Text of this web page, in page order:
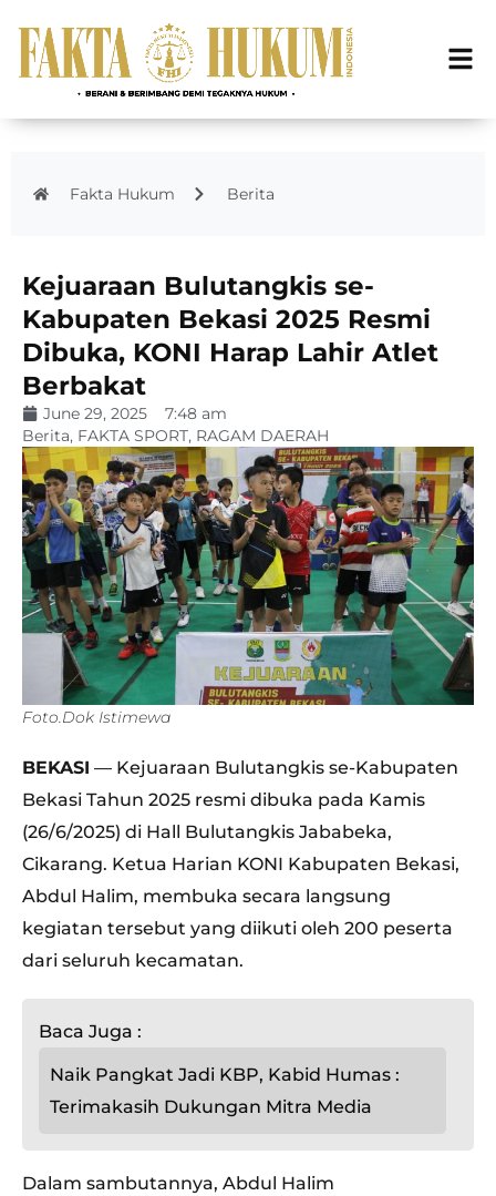
Fakta Hukum Berita
Kejuaraan Bulutangkis se-
Kabupaten Bekasi 2025 Resmi
Dibuka, KONI Harap Lahir Atlet
Berbakat
June 29, 2025
7:48 am
Berita, FAKTA SPORT, RAGAM DAERAH
Foto.Dok Istimewa
BEKASI — Kejuaraan Bulutangkis se-Kabupaten
Bekasi Tahun 2025 resmi dibuka pada Kamis
(26/6/2025) di Hall Bulutangkis Jababeka,
Cikarang. Ketua Harian KONI Kabupaten Bekasi,
Abdul Halim, membuka secara langsung
kegiatan tersebut yang diikuti oleh 200 peserta
dari seluruh kecamatan.
Baca Juga :
Naik Pangkat Jadi KBP, Kabid Humas :
Terimakasih Dukungan Mitra Media
Dalam sambutannya, Abdul Halim